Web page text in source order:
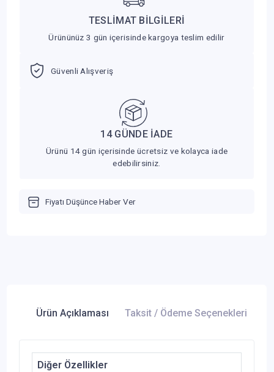
TESLİMAT BİLGİLERİ
Ürününüz 3 gün içerisinde kargoya teslim edilir
Güvenli Alışveriş
14 GÜNDE İADE
Ürünü 14 gün içerisinde ücretsiz ve kolayca iade
edebilirsiniz.
Fiyatı Düşünce Haber Ver
Ürün Açıklaması Taksit / Ödeme Seçenekleri
Diğer Özellikler